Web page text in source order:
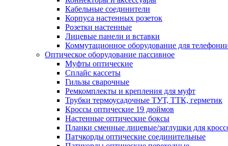
Кабельные соединители
Корпуса настенных розеток
Розетки настенные
Лицевые панели и вставки
Коммутационное оборудование для
Оптическое оборудование пассивное
Муфты оптические
Сплайс кассеты
Гильзы сварочные
Ремкомплекты и крепления для муфт
Трубки термоусадочные ТУТ, ТТК, герметик
Кроссы оптические 19 дюймов
Настенные оптические боксы
Планки сменные лицевые/заглушки для
Патчкорды оптические соединительные